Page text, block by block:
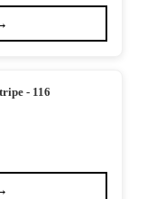
- 116